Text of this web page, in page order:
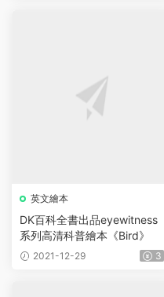
英文繪本
DK百科全書出品eyewitness
系列高清科普繪本《Bird》
2021-12-29 3